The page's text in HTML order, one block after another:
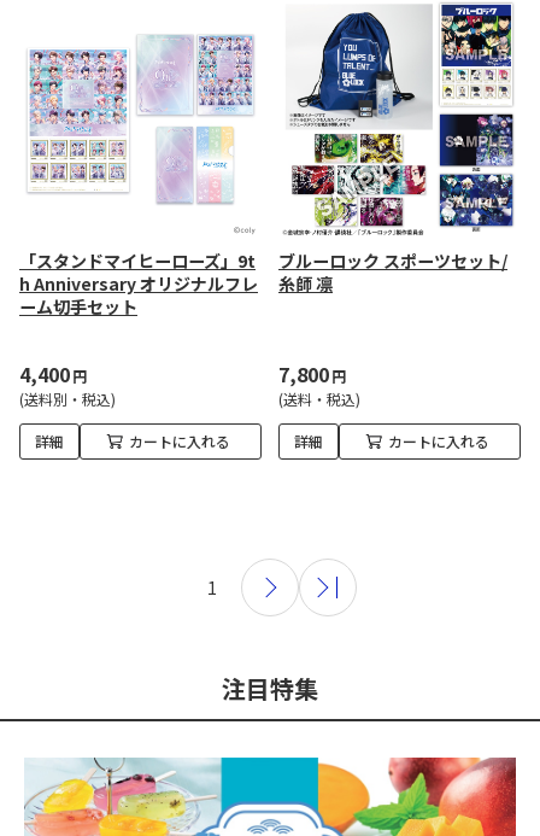
「スタンドマイヒーローズ」9t
h Anniversary オリジナルフレ
ーム切手セット
4,400円
(送料別・税込)
詳細 カートに入れる
ブルーロック スポーツセット/
糸師 凛
7,800円
(送料・税込)
詳細 カートに入れる
1
注目特集